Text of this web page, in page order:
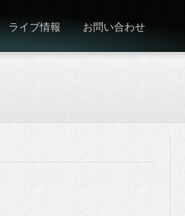
ライブ情報 お問い合わせ